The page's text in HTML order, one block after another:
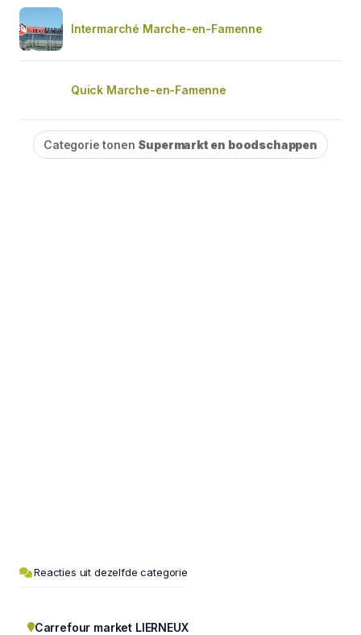
Intermarché Marche-en-Famenne
Quick Marche-en-Famenne
Categorie tonen Supermarkt en boodschappen
Reacties uit dezelfde categorie
Carrefour market LIERNEUX